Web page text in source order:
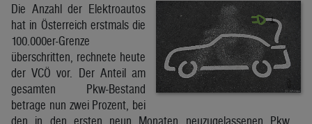
Die Anzahl der Elektroautos
hat in Österreich erstmals die
100.000er-Grenze
überschritten, rechnete heute
der VCÖ vor. Der Anteil am
gesamten Pkw-Bestand
betrage nun zwei Prozent, bei
den in den ersten neun Monaten neuzugelassenen Pkw